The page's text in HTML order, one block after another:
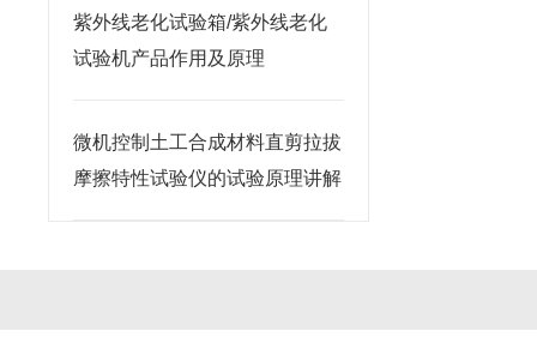
紫外线老化试验箱/紫外线老化
试验机产品作用及原理
微机控制土工合成材料直剪拉拔
摩擦特性试验仪的试验原理讲解